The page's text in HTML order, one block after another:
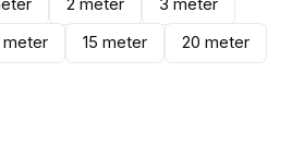
2 meter
3 meter
meter 15 meter
20 meter